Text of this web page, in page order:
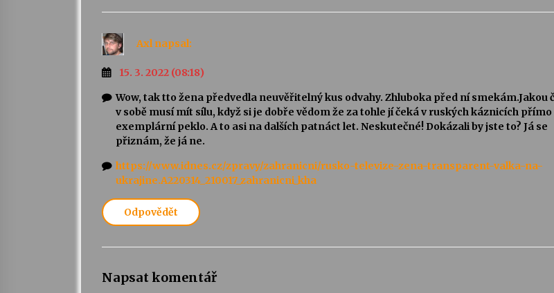
Axl napsal:
15. 3. 2022 (08:18)
Wow, tak tto žena předvedla neuvěřitelný kus odvahy. Zhluboka před ní smekám.Jakou
v sobě musí mít sílu, když si je dobře vědom že za tohle jí čeká v ruských káznicích přímo
exemplární peklo. A to asi na dalších patnáct let. Neskutečné! Dokázali by jste to? Já se
přiznám, že já ne.
https://www.idnes.cz/zpravy/zahranicni/rusko-televize-zena-transparent-valka-na-
ukrajine.A220314_210017_zahranicni_kha
Odpovědět
Napsat komentář